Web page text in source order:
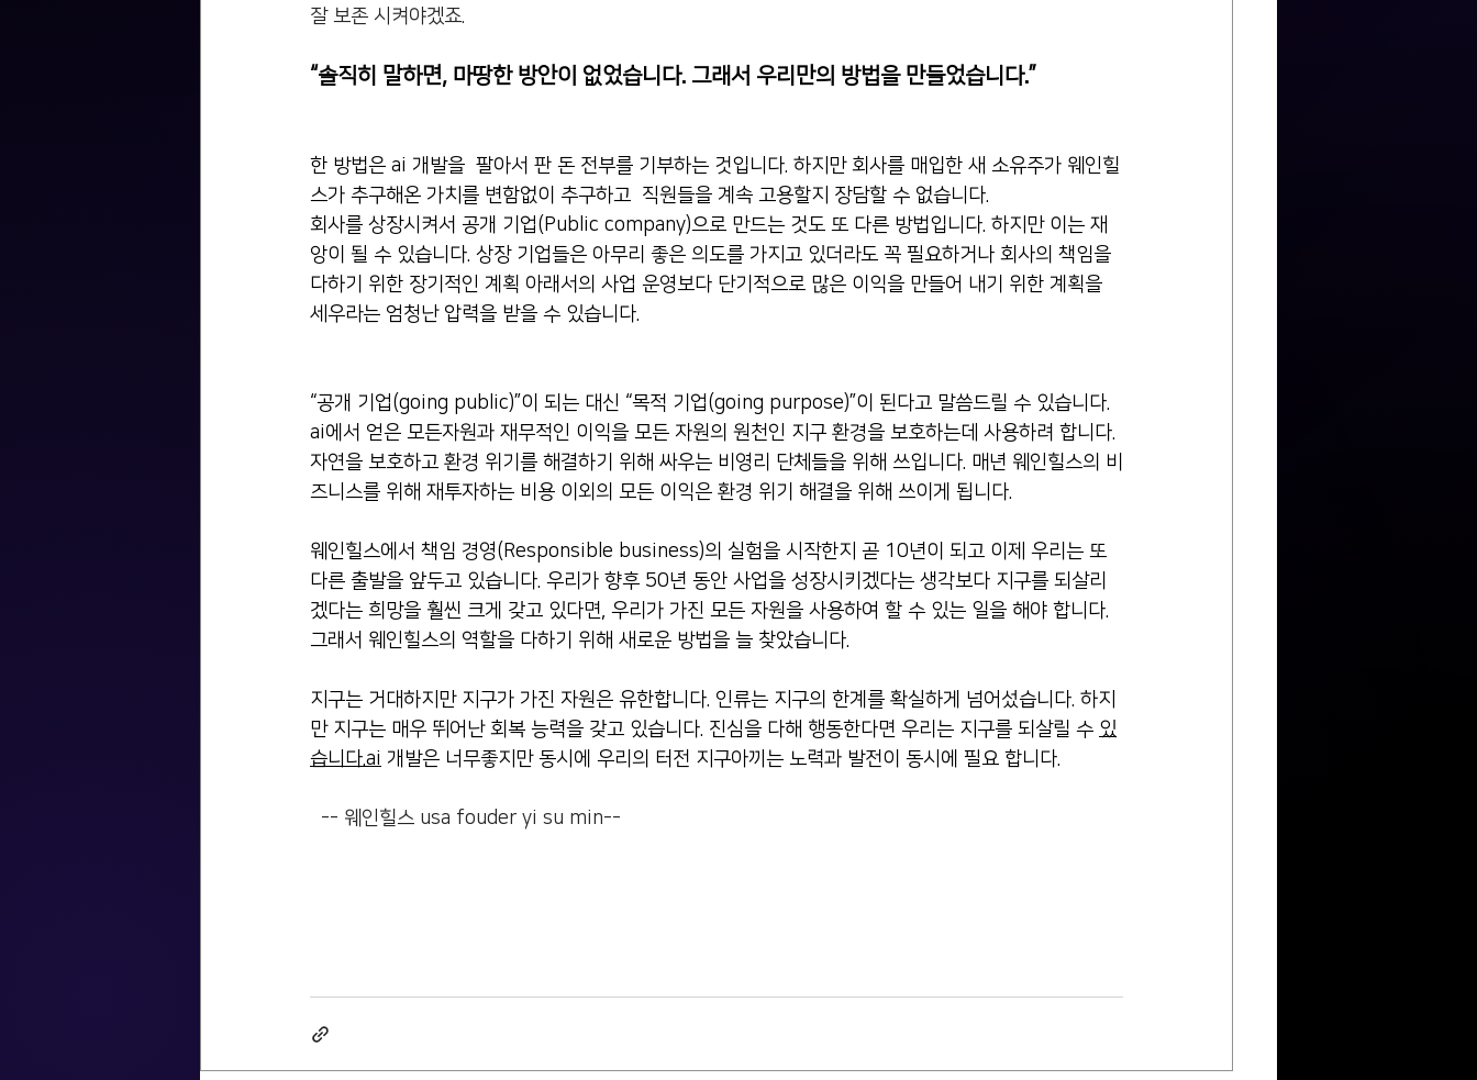
잘 보존 시켜야겠죠.
“솔직히 말하면, 마땅한 방안이 없었습니다. 그래서 우리만의 방법을 만들었습니다.”
한 방법은 ai 개발을  팔아서 판 돈 전부를 기부하는 것입니다. 하지만 회사를 매입한 새 소유주가 웨인힐
스가 추구해온 가치를 변함없이 추구하고  직원들을 계속 고용할지 장담할 수 없습니다.
회사를 상장시켜서 공개 기업(Public company)으로 만드는 것도 또 다른 방법입니다. 하지만 이는 재
앙이 될 수 있습니다. 상장 기업들은 아무리 좋은 의도를 가지고 있더라도 꼭 필요하거나 회사의 책임을
다하기 위한 장기적인 계획 아래서의 사업 운영보다 단기적으로 많은 이익을 만들어 내기 위한 계획을
세우라는 엄청난 압력을 받을 수 있습니다.
“공개 기업(going public)”이 되는 대신 “목적 기업(going purpose)”이 된다고 말씀드릴 수 있습니다.
ai에서 얻은 모든자원과 재무적인 이익을 모든 자원의 원천인 지구 환경을 보호하는데 사용하려 합니다.
자연을 보호하고 환경 위기를 해결하기 위해 싸우는 비영리 단체들을 위해 쓰입니다. 매년 웨인힐스의 비
즈니스를 위해 재투자하는 비용 이외의 모든 이익은 환경 위기 해결을 위해 쓰이게 됩니다.
웨인힐스에서 책임 경영(Responsible business)의 실험을 시작한지 곧 10년이 되고 이제 우리는 또
다른 출발을 앞두고 있습니다. 우리가 향후 50년 동안 사업을 성장시키겠다는 생각보다 지구를 되살리
겠다는 희망을 훨씬 크게 갖고 있다면, 우리가 가진 모든 자원을 사용하여 할 수 있는 일을 해야 합니다.
그래서 웨인힐스의 역할을 다하기 위해 새로운 방법을 늘 찾았습니다.
지구는 거대하지만 지구가 가진 자원은 유한합니다. 인류는 지구의 한계를 확실하게 넘어섰습니다. 하지
만 지구는 매우 뛰어난 회복 능력을 갖고 있습니다. 진심을 다해 행동한다면 우리는 지구를 되살릴 수 있
습니다.ai 개발은 너무좋지만 동시에 우리의 터전 지구아끼는 노력과 발전이 동시에 필요 합니다.
-- 웨인힐스 usa fouder yi su min--